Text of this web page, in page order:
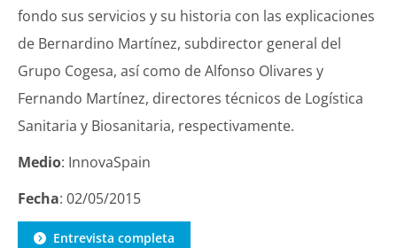
fondo sus servicios y su historia con las explicaciones
de Bernardino Martínez, subdirector general del
Grupo Cogesa, así como de Alfonso Olivares y
Fernando Martínez, directores técnicos de Logística
Sanitaria y Biosanitaria, respectivamente.
Medio: InnovaSpain
Fecha: 02/05/2015
Entrevista completa